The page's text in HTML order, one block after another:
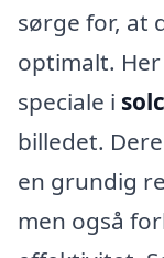
sørge for, at
optimalt.
speciale i
billedet.
en grundig
men også